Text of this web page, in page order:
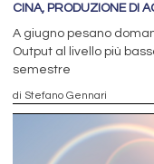
CINA, PRODUZIONE DI
A giugno pesano
Output al livello più
semestre
di Stefano Gennari